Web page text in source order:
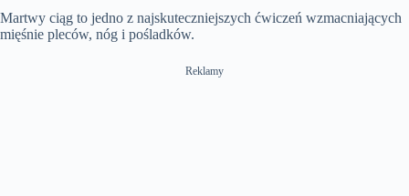
Martwy ciąg to jedno z najskuteczniejszych ćwiczeń wzmacniających
mięśnie pleców, nóg i pośladków.
Reklamy